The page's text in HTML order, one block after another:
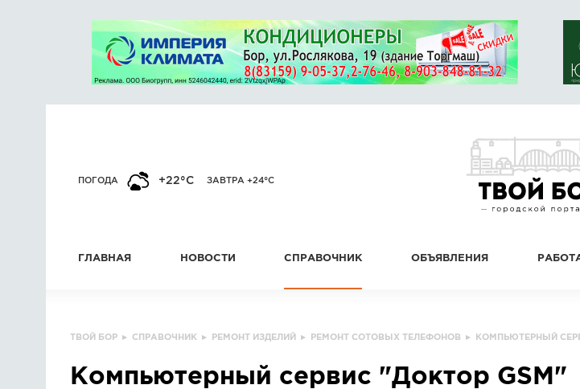
ПОГОДА +22°C ЗАВТРА +24°C
ГЛАВНАЯ НОВОСТИ СПРАВОЧНИК ОБЪЯВЛЕНИЯ
ТВОЙ БОР ▸ СПРАВОЧНИК ▸ РЕМОНТ ИЗДЕЛИЙ ▸ РЕМОНТ СОТОВЫХ ТЕЛЕФОНОВ ▸ КОМПЬЮТЕРНЫЙ
Компьютерный сервис "Доктор GSM"